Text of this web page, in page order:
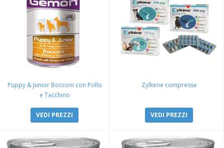
Puppy & Junior Bocconi con Pollo
e Tacchino
VEDI PREZZI
Zylkene compresse
VEDI PREZZI